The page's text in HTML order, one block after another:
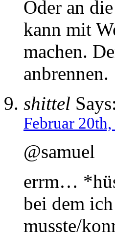
Oder an
kann mit
machen.
anbrennen.
shittel Says:
Februar
@samuel
errm…
bei dem
musste/